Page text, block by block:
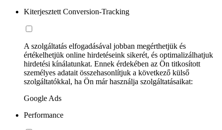
Kiterjesztett Conversion-Tracking
A szolgáltatás elfogadásával jobban megérthetjük és
értékelhetjük online hirdetéseink sikerét, és optimalizálhatjuk
hirdetési kínálatunkat. Ennek érdekében az Ön titkosított
személyes adatait összehasonlítjuk a következő külső
szolgáltatókkal, ha Ön már használja szolgáltatásaikat:
Google Ads
Performance